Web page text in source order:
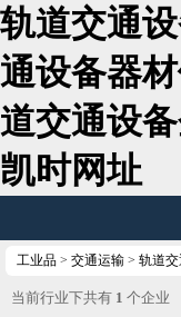
轨道交通
通设备器
道交通设
凯时网址
工业品 > 交通运输 > 轨道
当前行业下共有 1 个企业